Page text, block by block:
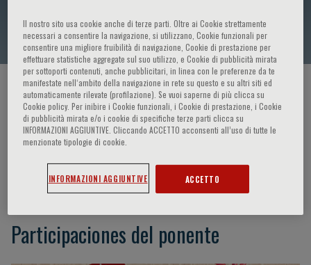
Yacoub Magdy
HOME PAGE / CURSOS Y EVENTOS / ORADOR
Yacoub Magdy
Participaciones del ponente
Il nostro sito usa cookie anche di terze parti. Oltre ai Cookie strettamente
necessari a consentire la navigazione, si utilizzano, Cookie funzionali per
consentire una migliore fruibilità di navigazione, Cookie di prestazione per
effettuare statistiche aggregate sul suo utilizzo, e Cookie di pubblicità mirata
per sottoporti contenuti, anche pubblicitari, in linea con le preferenze da te
manifestate nell‘ambito della navigazione in rete su questo e su altri siti ed
automaticamente rilevate (profilazione). Se vuoi saperne di più clicca su
Cookie policy. Per inibire i Cookie funzionali, i Cookie di prestazione, i Cookie
di pubblicità mirata e/o i cookie di specifiche terze parti clicca su
INFORMAZIONI AGGIUNTIVE. Cliccando ACCETTO acconsenti all’uso di tutte le
menzionate tipologie di cookie.
INFORMAZIONI AGGIUNTIVE ACCETTO